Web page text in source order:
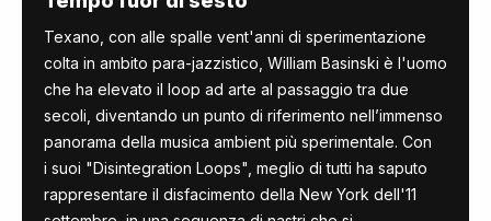
Texano, con alle spalle vent'anni di sperimentazione
colta in ambito para-jazzistico, William Basinski è l'uomo
che ha elevato il loop ad arte al passaggio tra due
secoli, diventando un punto di riferimento nell’immenso
panorama della musica ambient più sperimentale. Con
i suoi "Disintegration Loops", meglio di tutti ha saputo
rappresentare il disfacimento della New York dell'11